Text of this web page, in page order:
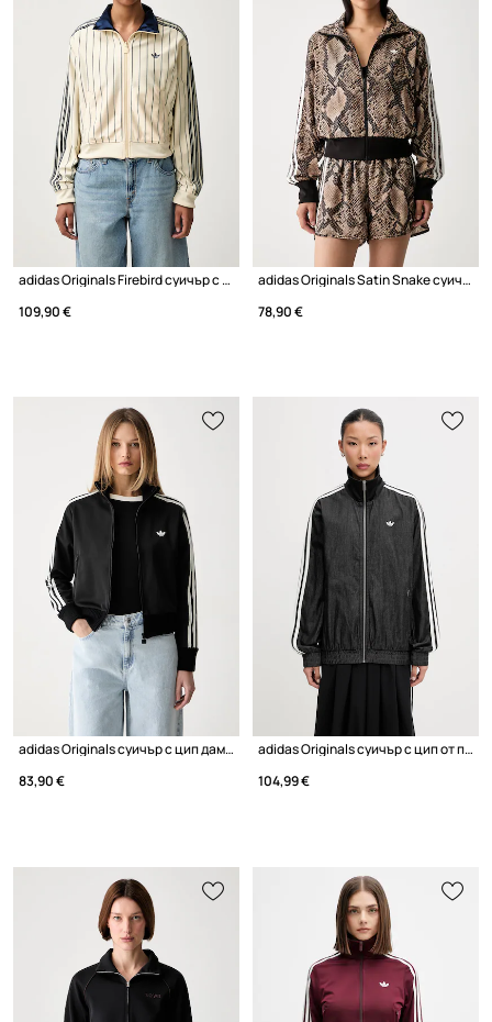
adidas Originals Firebird суичър с две лица дамски
109,90 €
adidas Originals Satin Snake суичър с цип дамски
78,90 €
adidas Originals суичър с цип дамски
83,90 €
adidas Originals суичър с цип от памук дамски
104,99 €